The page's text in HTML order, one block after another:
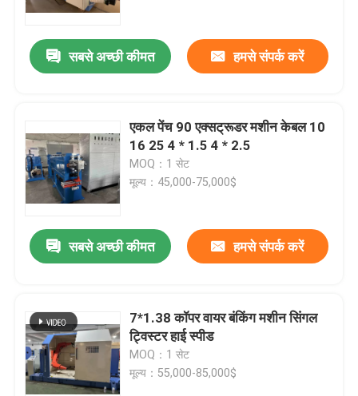
सबसे अच्छी कीमत हमसे संपर्क करें
एकल पेंच 90 एक्सट्रूडर मशीन केबल 10
16 25 4 * 1.5 4 * 2.5
MOQ：1 सेट
मूल्य：45,000-75,000$
सबसे अच्छी कीमत हमसे संपर्क करें
7*1.38 कॉपर वायर बंकिंग मशीन सिंगल
ट्विस्टर हाई स्पीड
MOQ：1 सेट
मूल्य：55,000-85,000$